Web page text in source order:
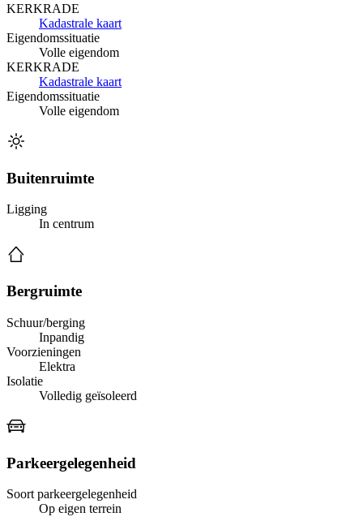
KERKRADE
Kadastrale kaart
Eigendomssituatie
Volle eigendom
KERKRADE
Kadastrale kaart
Eigendomssituatie
Volle eigendom
Buitenruimte
Ligging
In centrum
Bergruimte
Schuur/berging
Inpandig
Voorzieningen
Elektra
Isolatie
Volledig geïsoleerd
Parkeergelegenheid
Soort parkeergelegenheid
Op eigen terrein